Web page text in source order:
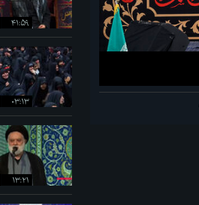
۴۱:۵۹
۰۳:۱۳
۱۳:۲۱